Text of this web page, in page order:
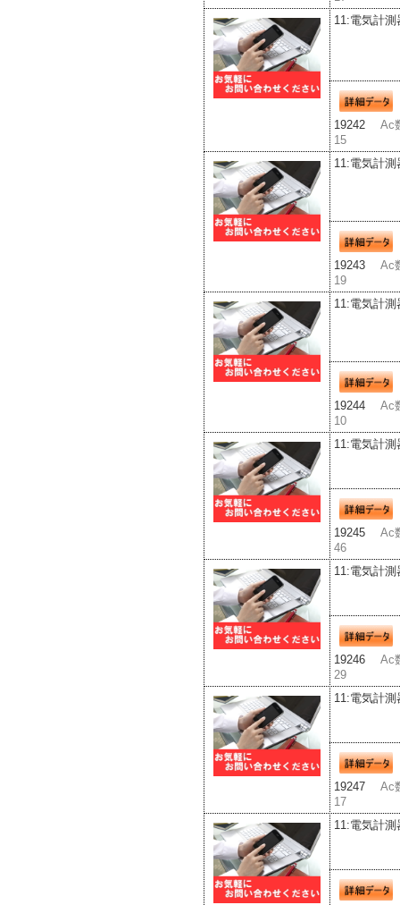
11:電気計測
19242 Ac
15
11:電気計測
19243 Ac
19
11:電気計測
19244 Ac
10
11:電気計測
19245 Ac
46
11:電気計測
19246 Ac
29
11:電気計測
19247 Ac
17
11:電気計測